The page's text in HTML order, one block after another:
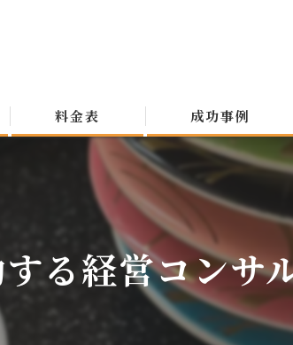
料金表 成功事例
る経営コンサ